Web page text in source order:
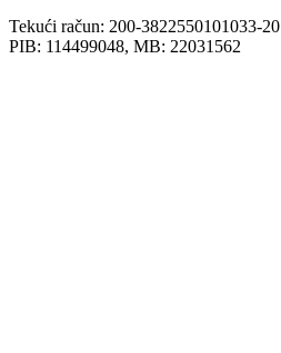
Tekući račun: 200-3822550101033-20
PIB: 114499048, MB: 22031562